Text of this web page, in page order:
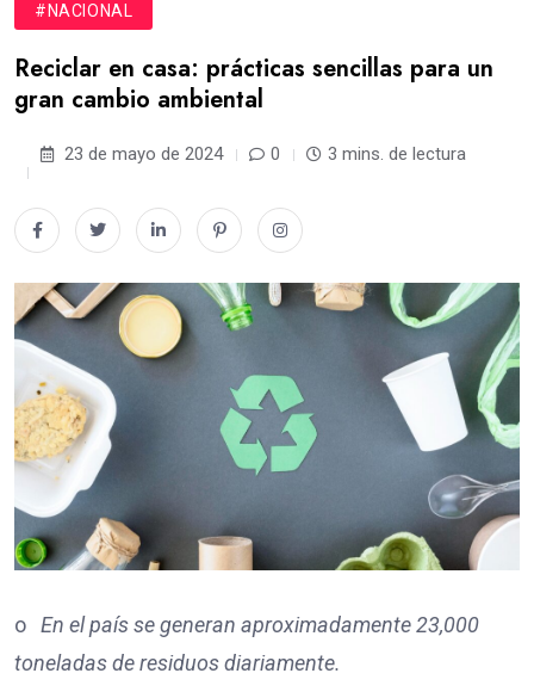
#NACIONAL
Reciclar en casa: prácticas sencillas para un
gran cambio ambiental
23 de mayo de 2024 0 3 mins. de lectura
o En el país se generan aproximadamente 23,000
toneladas de residuos diariamente.